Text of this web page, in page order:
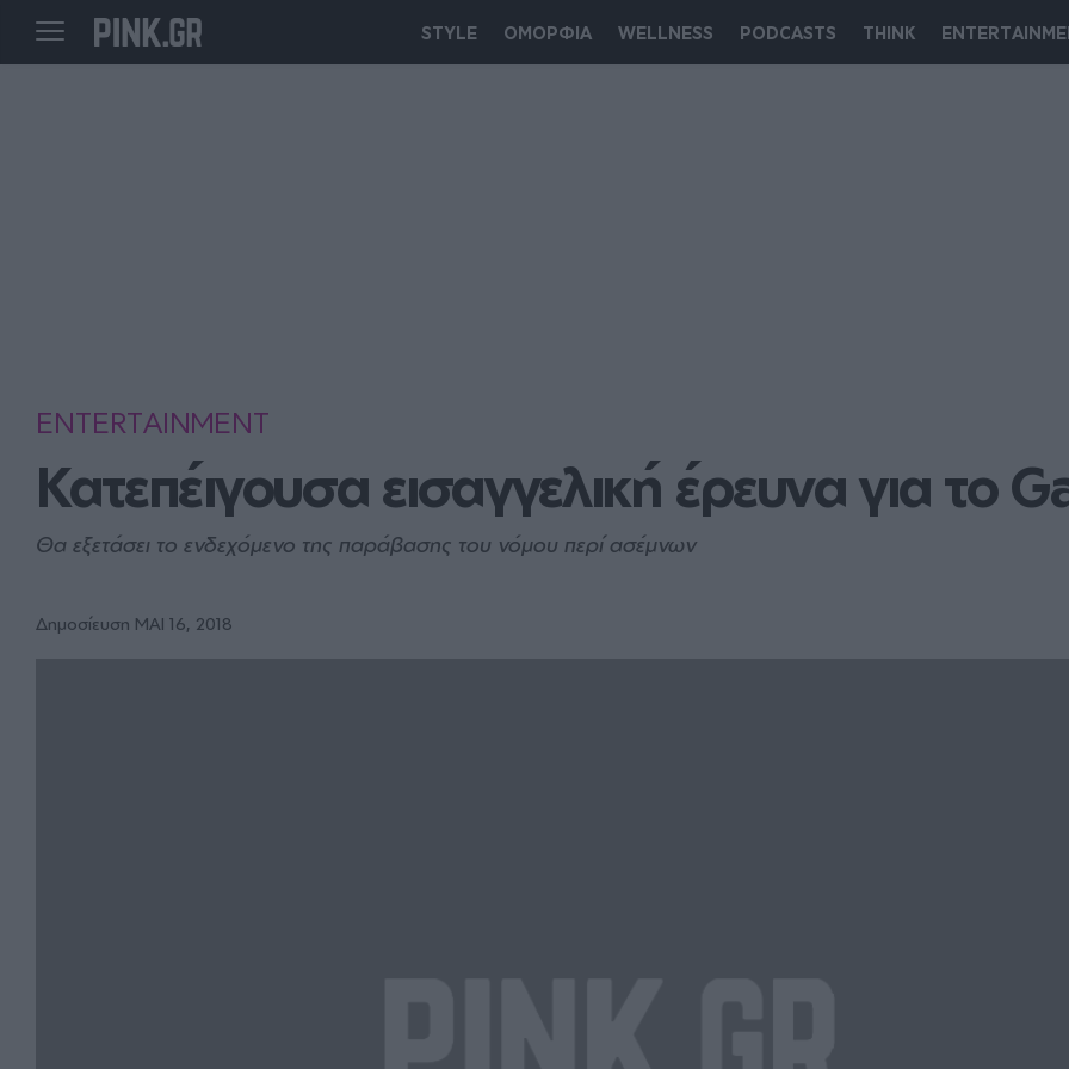
STYLE ΟΜΟΡΦΙΑ WELLNESS PODCASTS THINK
ENTERTAINMENT
Κατεπέιγουσα εισαγγελική έρευνα για το
Θα εξετάσει το ενδεχόμενο της παράβασης του νόμου περί ασέμνων
Δημοσίευση ΜΑΙ 16, 2018